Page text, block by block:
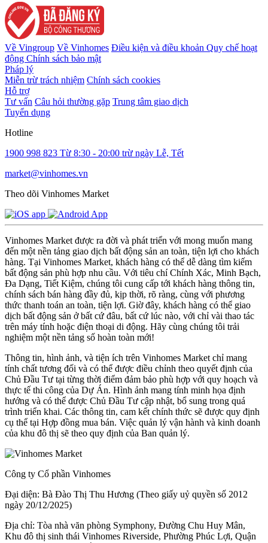
Về Vingroup Về Vinhomes Điều kiện và điều khoản Quy chế hoạt
động Chính sách bảo mật
Pháp lý
Miễn trừ trách nhiệm Chính sách cookies
Hỗ trợ
Tư vấn Câu hỏi thường gặp Trung tâm giao dịch
Tuyển dụng
Hotline
1900 998 823 Từ 8:30 - 20:00 trừ ngày Lễ, Tết
market@vinhomes.vn
Theo dõi Vinhomes Market
Vinhomes Market được ra đời và phát triển với mong muốn mang
đến một nền tảng giao dịch bất động sản an toàn, tiện lợi cho khách
hàng. Tại Vinhomes Market, khách hàng có thể dễ dàng tìm kiếm
bất động sản phù hợp nhu cầu. Với tiêu chí Chính Xác, Minh Bạch,
Đa Dạng, Tiết Kiệm, chúng tôi cung cấp tới khách hàng thông tin,
chính sách bán hàng đầy đủ, kịp thời, rõ ràng, cùng với phương
thức thanh toán an toàn, tiện lợi. Giờ đây, khách hàng có thể giao
dịch bất động sản ở bất cứ đâu, bất cứ lúc nào, với chỉ vài thao tác
trên máy tính hoặc điện thoại di động. Hãy cùng chúng tôi trải
nghiệm một nền tảng số hoàn toàn mới!
Thông tin, hình ảnh, và tiện ích trên Vinhomes Market chỉ mang
tính chất tương đối và có thể được điều chỉnh theo quyết định của
Chủ Đầu Tư tại từng thời điểm đảm bảo phù hợp với quy hoạch và
thực tế thi công của Dự Án. Hình ảnh mang tính minh họa định
hướng và có thể được Chủ Đầu Tư cập nhật, bổ sung trong quá
trình triển khai. Các thông tin, cam kết chính thức sẽ được quy định
cụ thể tại Hợp đồng mua bán. Việc quản lý vận hành và kinh doanh
của khu đô thị sẽ theo quy định của Ban quản lý.
Công ty Cổ phần Vinhomes
Đại diện: Bà Đào Thị Thu Hương (Theo giấy uỷ quyền số 2012
ngày 20/12/2025)
Địa chỉ: Tòa nhà văn phòng Symphony, Đường Chu Huy Mân,
Khu đô thị sinh thái Vinhomes Riverside, Phường Phúc Lợi, Quận